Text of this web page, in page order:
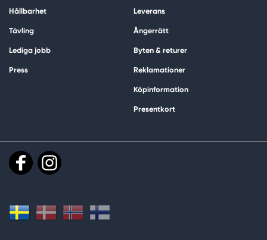
Hållbarhet
Tävling
Lediga jobb
Press
Leverans
Ångerrätt
Byten & returer
Reklamationer
Köpinformation
Presentkort